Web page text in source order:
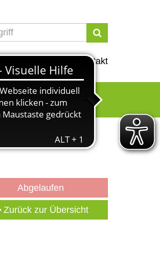
Suchen
Kontakt
Abgelaufen
Zurück zur Übersicht